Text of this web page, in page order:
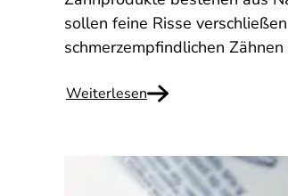
sollen feine Risse
schmerzempfindlichen
Weiterlesen